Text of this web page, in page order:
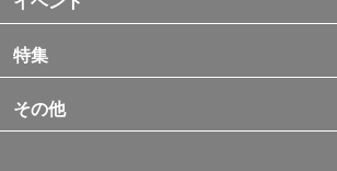
特集
その他